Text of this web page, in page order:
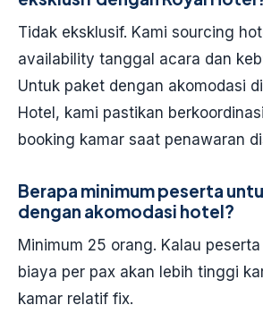
Tidak eksklusif. Kami sourcing
availability tanggal acara dan
Untuk paket dengan akomodasi
Hotel, kami pastikan
booking kamar saat penawaran
Berapa minimum peserta
dengan akomodasi hotel?
Minimum 25 orang. Kalau
biaya per pax akan lebih tinggi
kamar relatif fix.